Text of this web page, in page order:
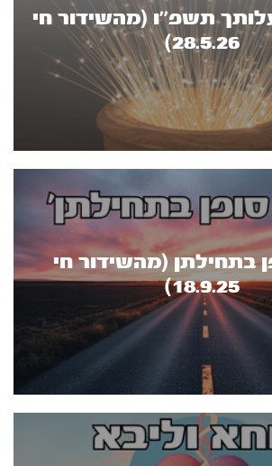
תשפ''ו (מהשידור חי
28.5.26)
בתחילתן (מהשידור חי
18.9.25)